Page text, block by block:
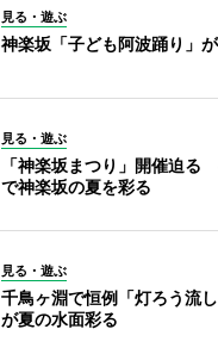
見る・遊ぶ
神楽坂「子ども阿波踊り」
見る・遊ぶ
「神楽坂まつり」開催迫る
で神楽坂の夏を彩る
見る・遊ぶ
千鳥ヶ淵で恒例「灯ろう
が夏の水面彩る